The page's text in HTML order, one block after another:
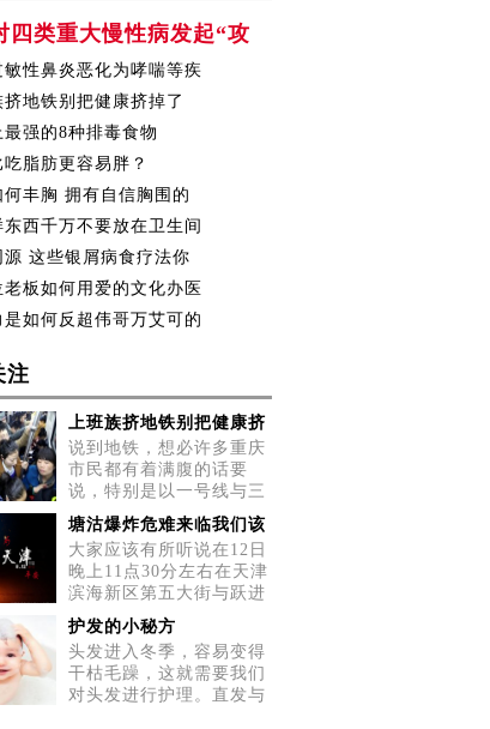
四类重大慢性病发起“攻
敏性鼻炎恶化为哮喘等疾
挤地铁别把健康挤掉了
最强的8种排毒食物
脂肪更容易胖？
何丰胸 拥有自信胸围的
东西千万不要放在卫生间
源 这些银屑病食疗法你
老板如何用爱的文化办医
是如何反超伟哥万艾可的
注
上班族挤地铁别把健康挤
说到地铁，想必许多重庆
市民都有着满腹的话要
说，特别是以一号线与三
号线为
塘沽爆炸危难来临我们该
大家应该有所听说在12日
晚上11点30分左右在天津
滨海新区第五大街与跃进
路交
护发的小秘方
头发进入冬季，容易变得
干枯毛躁，这就需要我们
对头发进行护理。直发与